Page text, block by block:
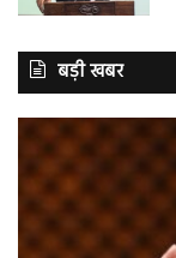
बड़ी खबर